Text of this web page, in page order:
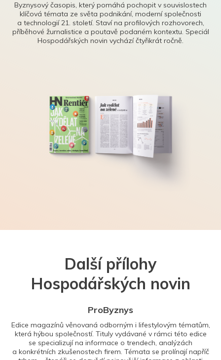
Byznysový časopis, který pomáhá pochopit v souvislostech
klíčová témata ze světa podnikání, moderní společnosti
a technologií 21. století. Staví na profilových rozhovorech,
příběhové žurnalistice a poutavě podaném kontextu. Speciál
Hospodářských novin vychází čtyřikrát ročně.
Další přílohy
Hospodářských novin
ProByznys
Edice magazínů věnovaná odborným i lifestylovým tématům,
která hýbou společností. Tituly vydávané v rámci této edice
se specializují na informace o trendech, analýzách
a konkrétních zkušenostech firem. Témata se prolínají napříč